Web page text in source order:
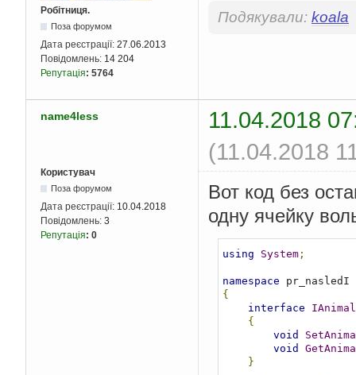
Робітниця.
Поза форумом
Дата реєстрації: 27.06.2013
Повідомлень: 14 204
Репутація: 5764
Подякували: koala
name4less
11.04.2018
(11.04.2018
Користувач
Поза форумом
Дата реєстрації: 10.04.2018
Повідомлень: 3
Репутація: 0
Вот код без
одну ячейку
using System;
namespace
{
interface
IAnimal
{
void
void
}